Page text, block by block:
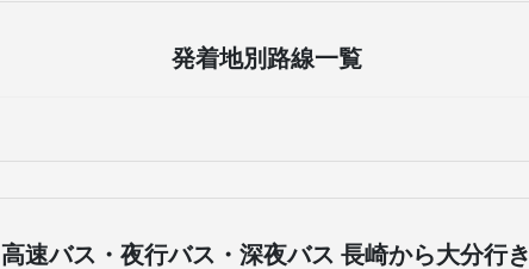
発着地別路線一覧
高速バス・夜行バス・深夜バス 長崎から大分行き